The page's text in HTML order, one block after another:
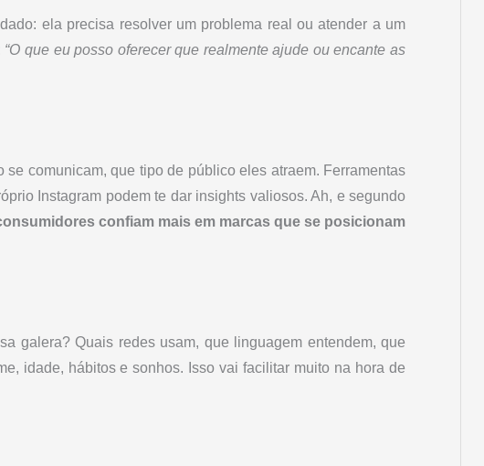
ela precisa resolver um problema real ou atender a um
“O que eu posso oferecer que realmente ajude ou encante as
comunicam, que tipo de público eles atraem. Ferramentas
Instagram podem te dar insights valiosos. Ah, e segundo
confiam mais em marcas que se posicionam
galera? Quais redes usam, que linguagem entendem, que
idade, hábitos e sonhos. Isso vai facilitar muito na hora de